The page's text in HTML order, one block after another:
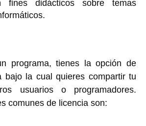
fines didácticos sobre temas
programa, tienes la opción de
bajo la cual quieres compartir tu
usuarios o programadores.
comunes de licencia son: